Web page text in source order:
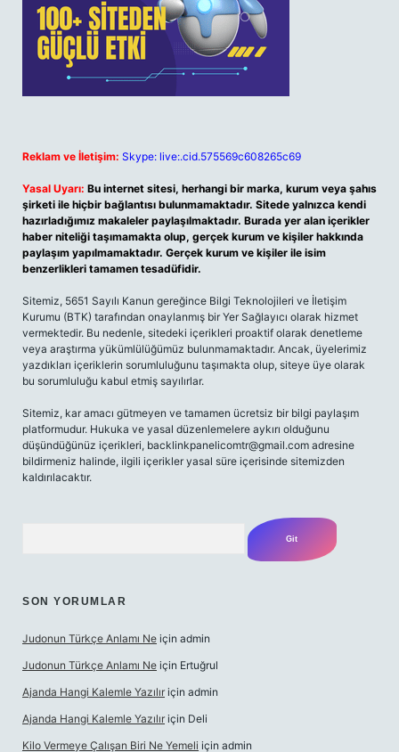
Reklam ve İletişim: Skype: live:.cid.575569c608265c69
Yasal Uyarı: Bu internet sitesi, herhangi bir marka, kurum veya şahıs
şirketi ile hiçbir bağlantısı bulunmamaktadır. Sitede yalnızca kendi
hazırladığımız makaleler paylaşılmaktadır. Burada yer alan içerikler
haber niteliği taşımamakta olup, gerçek kurum ve kişiler hakkında
paylaşım yapılmamaktadır. Gerçek kurum ve kişiler ile isim
benzerlikleri tamamen tesadüfidir.
Sitemiz, 5651 Sayılı Kanun gereğince Bilgi Teknolojileri ve İletişim
Kurumu (BTK) tarafından onaylanmış bir Yer Sağlayıcı olarak hizmet
vermektedir. Bu nedenle, sitedeki içerikleri proaktif olarak denetleme
veya araştırma yükümlülüğümüz bulunmamaktadır. Ancak, üyelerimiz
yazdıkları içeriklerin sorumluluğunu taşımakta olup, siteye üye olarak
bu sorumluluğu kabul etmiş sayılırlar.
Sitemiz, kar amacı gütmeyen ve tamamen ücretsiz bir bilgi paylaşım
platformudur. Hukuka ve yasal düzenlemelere aykırı olduğunu
düşündüğünüz içerikleri, backlinkpanelicomtr@gmail.com adresine
bildirmeniz halinde, ilgili içerikler yasal süre içerisinde sitemizden
kaldırılacaktır.
SON YORUMLAR
Judonun Türkçe Anlamı Ne için admin
Judonun Türkçe Anlamı Ne için Ertuğrul
Ajanda Hangi Kalemle Yazılır için admin
Ajanda Hangi Kalemle Yazılır için Deli
Kilo Vermeye Çalışan Biri Ne Yemeli için admin